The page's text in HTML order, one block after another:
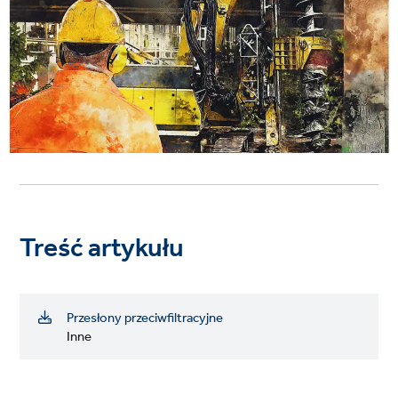
Treść artykułu
Przesłony przeciwfiltracyjne
Inne